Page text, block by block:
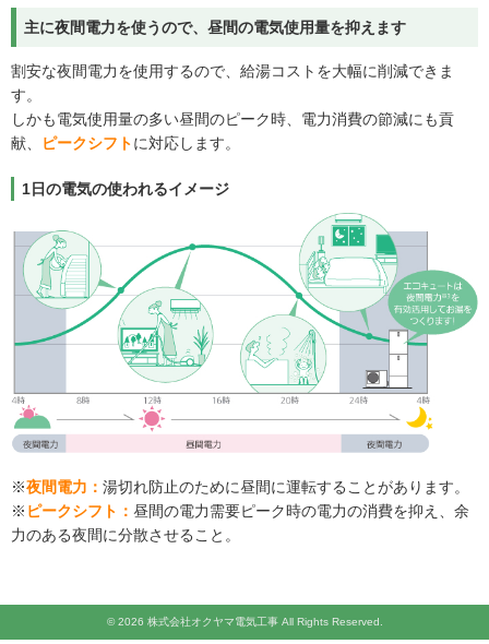
主に夜間電力を使うので、昼間の電気使用量を抑えます
割安な夜間電力を使用するので、給湯コストを大幅に削減できま
す。
しかも電気使用量の多い昼間のピーク時、電力消費の節減にも貢
献、
ピークシフトに対応します。
1日の電気の使われるイメージ
※夜間電力： 湯切れ防止のために昼間に運転することがあります。
※ ピークシフト： 昼間の電力需要ピーク時の電力の消費を抑え、余
力のある夜間に分散させること。
© 2026 株式会社オクヤマ電気工事 All Rights Reserved.